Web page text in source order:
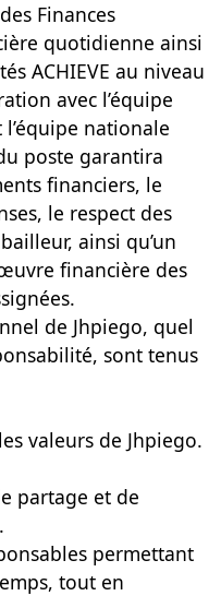
Finances
quotidienne ainsi
ACHIEVE au niveau
avec l’équipe
nationale
poste garantira
financiers, le
le respect des
ainsi qu’un
financière des
de Jhpiego, quel
sont tenus
valeurs de Jhpiego.
partage et de
permettant
tout en